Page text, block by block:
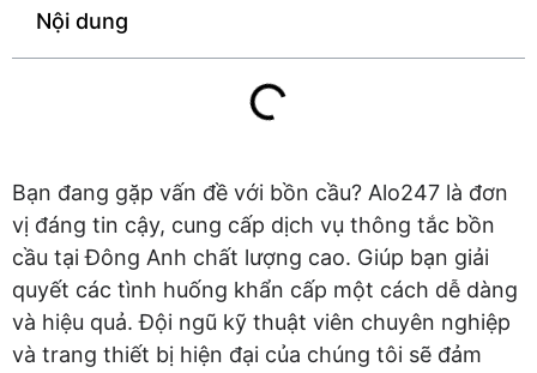
Nội dung
Bạn đang gặp vấn đề với bồn cầu? Alo247 là đơn
vị đáng tin cậy, cung cấp dịch vụ thông tắc bồn
cầu tại Đông Anh chất lượng cao. Giúp bạn giải
quyết các tình huống khẩn cấp một cách dễ dàng
và hiệu quả. Đội ngũ kỹ thuật viên chuyên nghiệp
và trang thiết bị hiện đại của chúng tôi sẽ đảm